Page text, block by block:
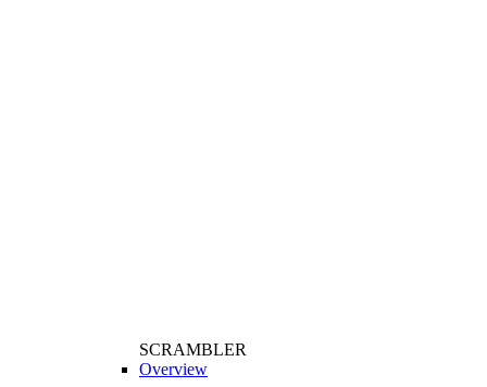
SCRAMBLER
Overview